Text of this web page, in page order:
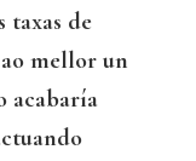
taxas de
mellor un
acabaría